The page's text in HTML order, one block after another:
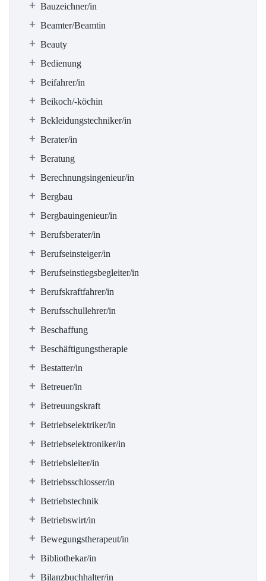
Bauzeichner/in
Beamter/Beamtin
Beauty
Bedienung
Beifahrer/in
Beikoch/-köchin
Bekleidungstechniker/in
Berater/in
Beratung
Berechnungsingenieur/in
Bergbau
Bergbauingenieur/in
Berufsberater/in
Berufseinsteiger/in
Berufseinstiegsbegleiter/in
Berufskraftfahrer/in
Berufsschullehrer/in
Beschaffung
Beschäftigungstherapie
Bestatter/in
Betreuer/in
Betreuungskraft
Betriebselektriker/in
Betriebselektroniker/in
Betriebsleiter/in
Betriebsschlosser/in
Betriebstechnik
Betriebswirt/in
Bewegungstherapeut/in
Bibliothekar/in
Bilanzbuchhalter/in